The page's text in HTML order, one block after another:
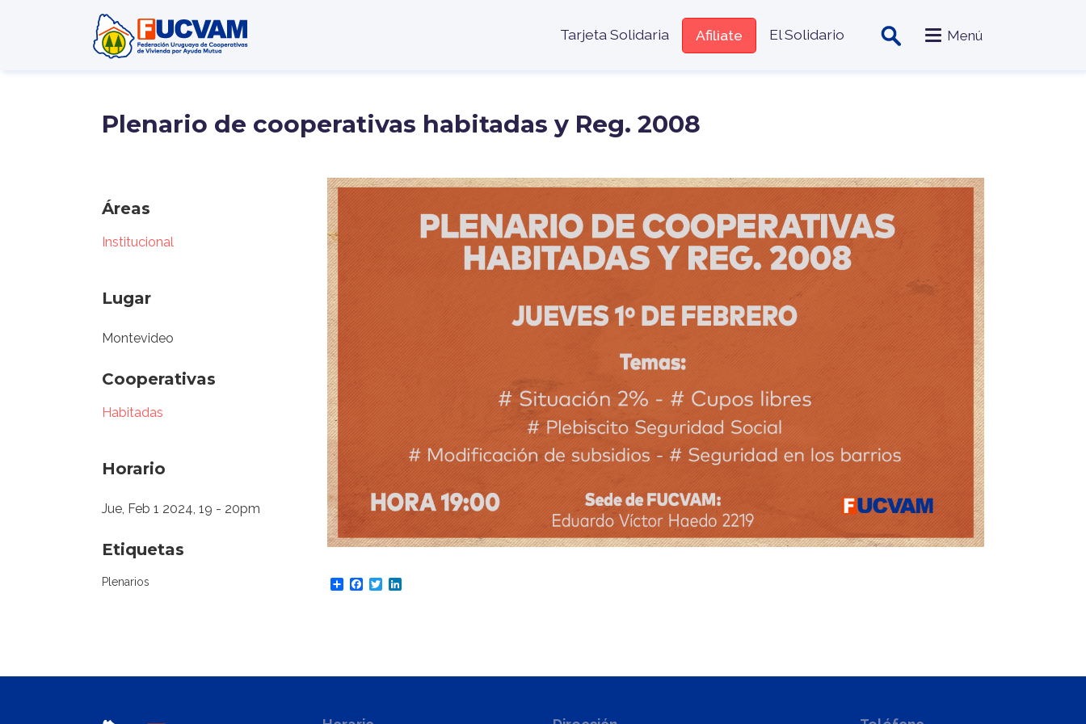
Menú encabezado
Tarjeta Solidaria Afiliate El Solidario Menú
Plenario de cooperativas habitadas y Reg. 2008
Áreas
Institucional
Lugar
Montevideo
Cooperativas
Habitadas
Horario
Jue, Feb 1 2024, 19 - 20pm
Etiquetas
Plenarios ShareFacebook
Twitter